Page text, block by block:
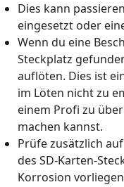
Dies kann
eingesetzt oder
Wenn du eine
Steckplatz
auflöten. Dies ist
im Löten nicht zu
einem Profi zu
machen kannst.
Prüfe zusätzlich
des SD-Karten-
Korrosion